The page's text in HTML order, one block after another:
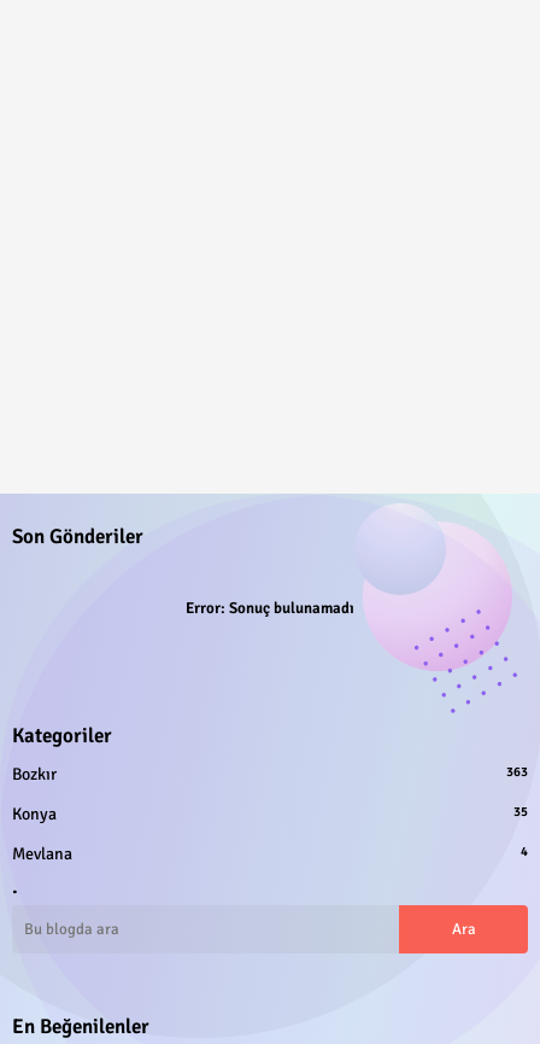
Son Gönderiler
Error: Sonuç bulunamadı
Kategoriler
Bozkır 363
Konya 35
Mevlana 4
.
En Beğenilenler